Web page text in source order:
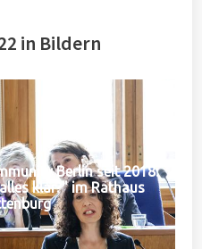
in Bildern
Berlin seit 2018:
klar?" im Rathaus